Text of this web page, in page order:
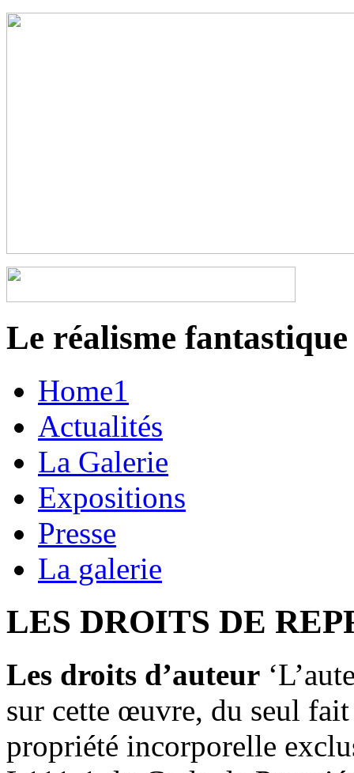
Le réalisme fantastique
Home1
Actualités
La Galerie
Expositions
Presse
La galerie
LES DROITS DE
Les droits d’auteur
sur cette œuvre, du seul
propriété incorporelle